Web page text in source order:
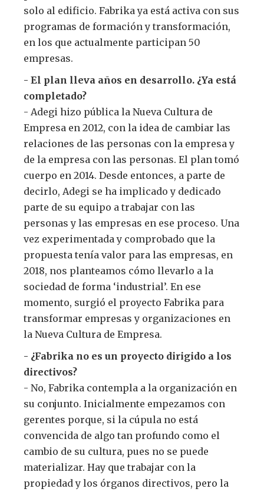
solo al edificio. Fabrika ya está activa con sus
programas de formación y transformación,
en los que actualmente participan 50
empresas.
- El plan lleva años en desarrollo. ¿Ya está
completado?
- Adegi hizo pública la Nueva Cultura de
Empresa en 2012, con la idea de cambiar las
relaciones de las personas con la empresa y
de la empresa con las personas. El plan tomó
cuerpo en 2014. Desde entonces, a parte de
decirlo, Adegi se ha implicado y dedicado
parte de su equipo a trabajar con las
personas y las empresas en ese proceso. Una
vez experimentada y comprobado que la
propuesta tenía valor para las empresas, en
2018, nos planteamos cómo llevarlo a la
sociedad de forma ‘industrial’. En ese
momento, surgió el proyecto Fabrika para
transformar empresas y organizaciones en
la Nueva Cultura de Empresa.
- ¿Fabrika no es un proyecto dirigido a los
directivos?
- No, Fabrika contempla a la organización en
su conjunto. Inicialmente empezamos con
gerentes porque, si la cúpula no está
convencida de algo tan profundo como el
cambio de su cultura, pues no se puede
materializar. Hay que trabajar con la
propiedad y los órganos directivos, pero la